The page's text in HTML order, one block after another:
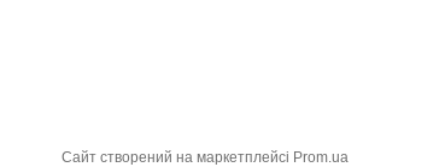
Сайт створений на маркетплейсі Prom.ua